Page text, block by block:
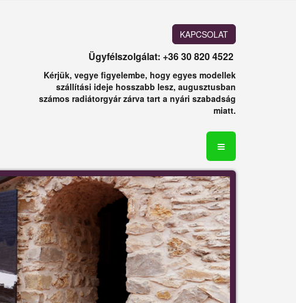
KAPCSOLAT
Ügyfélszolgálat: +36 30 820 4522
Kérjük, vegye figyelembe, hogy egyes modellek
szállítási ideje hosszabb lesz, augusztusban
számos radiátorgyár zárva tart a nyári szabadság
miatt.